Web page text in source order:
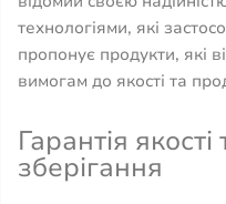
технологіями, які
пропонує продукти, які
вимогам до якості та
Гарантія
зберігання